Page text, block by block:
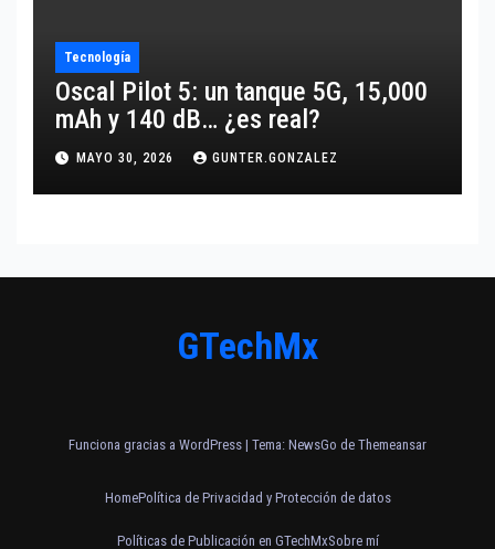
Tecnología
Oscal Pilot 5: un tanque 5G, 15,000
mAh y 140 dB… ¿es real?
MAYO 30, 2026 GUNTER.GONZALEZ
GTechMx
Funciona gracias a WordPress | Tema: NewsGo de Themeansar
HomePolítica de Privacidad y Protección de datos
Políticas de Publicación en GTechMxSobre mí